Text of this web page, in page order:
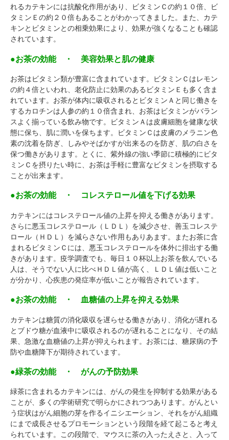
れるカテキンには抗酸化作用があり、ビタミンＣの約１０倍、ビ
タミンＥの約２０倍もあることがわかってきました。また、カテ
キンとビタミンとの相乗効果により、効果が強くなることも確認
されています。
●お茶の効能 ・ 美容効果と肌の健康
お茶はビタミン類が豊富に含まれています。ビタミンＣはレモン
の約４倍といわれ、老化防止に効果のあるビタミンＥも多く含ま
れています。お茶が体内に吸収されるとビタミンＡと同じ働きを
するカロチンは人参の約１０倍含まれ、お茶はビタミンがバラン
スよく揃っている飲み物です。ビタミンＡは皮膚細胞を健康な状
態に保ち、肌に潤いを保ちます。ビタミンＣは皮膚のメラニン色
素の沈着を防ぎ、しみやそばかすが出来るのを防ぎ、肌の白さを
保つ働きがあります。とくに、紫外線の強い季節に積極的にビタ
ミンＣを摂りたい時に、お茶は手軽に豊富なビタミンを摂取する
ことが出来ます。
●お茶の効能 ・ コレステロール値を下げる効果
カテキンにはコレステロール値の上昇を抑える働きがあります。
さらに悪玉コレステロール（ＬＤＬ）を減少させ、善玉コレステ
ロール（ＨＤＬ）を減らさない作用もありあます。またお茶に含
まれるビタミンＣには、悪玉コレステロールを体外に排出する働
きがあります。疫学調査でも、毎日１０杯以上お茶を飲んでいる
人は、そうでない人に比べＨＤＬ値が高く、ＬＤＬ値は低いこと
が分かり、心疾患の発症率が低いことが報告されています。
●お茶の効能 ・ 血糖値の上昇を抑える効果
カテキンは糖質の消化吸収を遅らせる働きがあり、消化が遅れる
とブドウ糖が血液中に吸収されるのが遅れることになり、その結
果、急激な血糖値の上昇が抑えられます。お茶には、糖尿病の予
防や血糖降下が期待されています。
●緑茶の効能 ・ がんの予防効果
緑茶に含まれるカテキンには、がんの発生を抑制する効果がある
ことが、多くの学術研究で明らかにされつつあります。がんとい
う症状はがん細胞の芽を作るイニシエーション、それをがん組織
にまで成長させるプロモーションという段階を経て起こると考え
られています。この段階で、マウスに茶の入ったえさと、入って